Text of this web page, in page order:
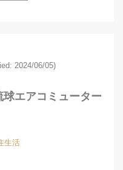
2024/06/05)
球エアコミューター
生活